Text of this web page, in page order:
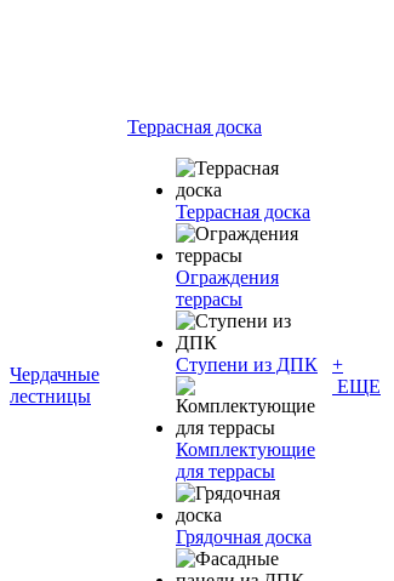
Чердачные
лестницы
Террасная доска
Террасная доска
Ограждения
террасы
Ступени из ДПК
Комплектующие
для террасы
Грядочная доска
+
ЕЩЕ